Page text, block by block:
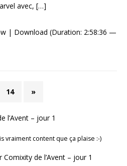
avec, […]
| Download (Duration: 2:58:36 —
14 »
l’Avent – jour 1
vraiment content que ça plaise :-)
Comixity de l’Avent – jour 1